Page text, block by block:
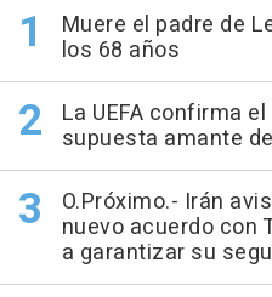
Muere el padre de
los 68 años
La UEFA confirma
supuesta amante
O.Próximo.- Irán
nuevo acuerdo con
a garantizar su